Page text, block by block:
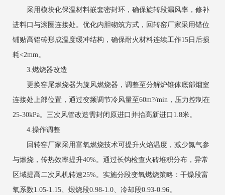
采用模块化保温材料嵌套密封环，确保旋转段漏风率，修补
进料口与滚圈连接处。优化内胆砌筑方式，回转窑厂家采用错位
铺贴高铝砖形成温度缓冲结构，确保耐火材料连续工作15日后损
耗<2mm。
3.燃烧器改造
更换窑尾燃烧器为旋风燃烧器，调整至分解炉锥体底部烟室
连接处上部位置，通过变频调节冷风量至60m?/min，压力控制在
25-30kPa。三次风管改造需封闭原进口并抬高新进口1.8米。
4.操作调整
回转窑厂家采用富氧燃烧技术可提升火焰温度，减少氮气参
与燃烧，传热效率提升40%。通过长钩检查火砖堆积分布，异常
区域提高二次风机转速25%。实施分段变氧燃烧策略：干燥段富
氧系数1.05-1.15、煅烧段0.98-1.0、冷却段0.93-0.96。